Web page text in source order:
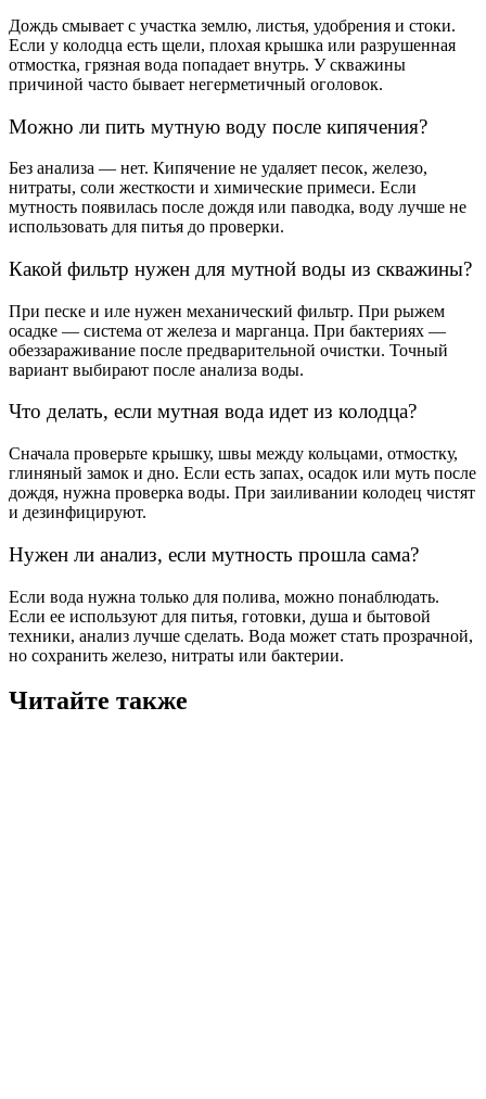
Дождь смывает с участка землю, листья, удобрения и стоки.
Если у колодца есть щели, плохая крышка или разрушенная
отмостка, грязная вода попадает внутрь. У скважины
причиной часто бывает негерметичный оголовок.
Можно ли пить мутную воду после кипячения?
Без анализа — нет. Кипячение не удаляет песок, железо,
нитраты, соли жесткости и химические примеси. Если
мутность появилась после дождя или паводка, воду лучше не
использовать для питья до проверки.
Какой фильтр нужен для мутной воды из скважины?
При песке и иле нужен механический фильтр. При рыжем
осадке — система от железа и марганца. При бактериях —
обеззараживание после предварительной очистки. Точный
вариант выбирают после анализа воды.
Что делать, если мутная вода идет из колодца?
Сначала проверьте крышку, швы между кольцами, отмостку,
глиняный замок и дно. Если есть запах, осадок или муть после
дождя, нужна проверка воды. При заиливании колодец чистят
и дезинфицируют.
Нужен ли анализ, если мутность прошла сама?
Если вода нужна только для полива, можно понаблюдать.
Если ее используют для питья, готовки, душа и бытовой
техники, анализ лучше сделать. Вода может стать прозрачной,
но сохранить железо, нитраты или бактерии.
Читайте также